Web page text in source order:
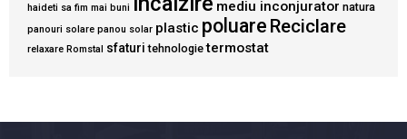
haideti sa fim mai buni mediu inconjurator natura
panouri solare panou solar plastic poluare Reciclare
relaxare Romstal sfaturi tehnologie termostat